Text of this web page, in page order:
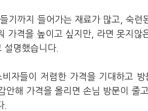
기까지 들어가는 재료가 많고, 숙련
가격을 높이고 싶지만, 라면 못지않
명했습니다.
자들이 저렴한 가격을 기대하고 방
안해 가격을 올리면 손님 방문이 줄
.